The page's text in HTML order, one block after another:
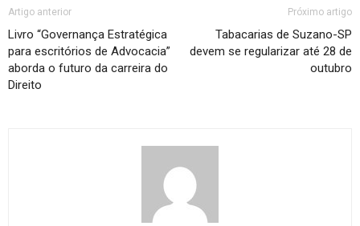
Artigo anterior
Livro “Governança Estratégica
para escritórios de Advocacia”
aborda o futuro da carreira do
Direito
Próximo artigo
Tabacarias de Suzano-SP
devem se regularizar até 28 de
outubro